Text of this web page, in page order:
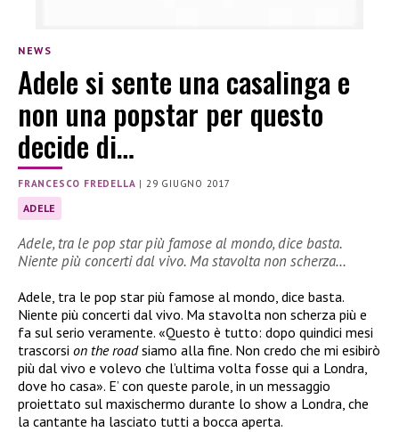
NEWS
Adele si sente una casalinga e
non una popstar per questo
decide di…
FRANCESCO FREDELLA | 29 GIUGNO 2017
ADELE
Adele, tra le pop star più famose al mondo, dice basta.
Niente più concerti dal vivo. Ma stavolta non scherza…
Adele, tra le pop star più famose al mondo, dice basta.
Niente più concerti dal vivo. Ma stavolta non scherza più e
fa sul serio veramente. «Questo è tutto: dopo quindici mesi
trascorsi on the roadsiamo alla fine. Non credo che mi esibirò
più dal vivo e volevo che l’ultima volta fosse qui a Londra,
dove ho casa». E’ con queste parole, in un messaggio
proiettato sul maxischermo durante lo show a Londra, che
la cantante ha lasciato tutti a bocca aperta.